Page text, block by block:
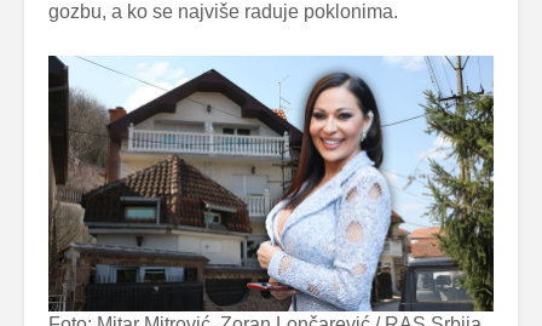
gozbu, a ko se najviše raduje poklonima.